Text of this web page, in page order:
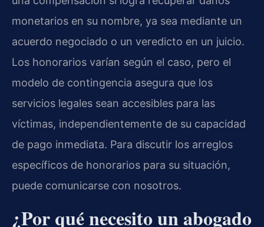
monetarios en su nombre, ya sea mediante un
acuerdo negociado o un veredicto en un juicio.
Los honorarios varían según el caso, pero el
modelo de contingencia asegura que los
servicios legales sean accesibles para las
víctimas, independientemente de su capacidad
de pago inmediata. Para discutir los arreglos
específicos de honorarios para su situación,
puede comunicarse con nosotros.
¿Por qué necesito un abogado